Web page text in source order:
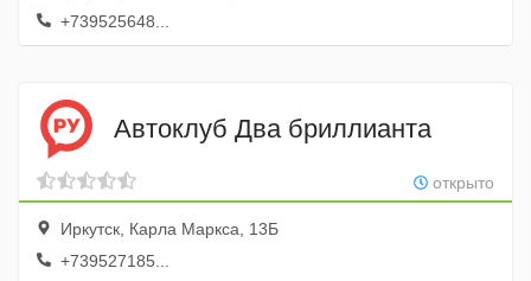
+739525648...
Автоклуб Два бриллианта
открыто
Иркутск, Карла Маркса, 13Б
+739527185...